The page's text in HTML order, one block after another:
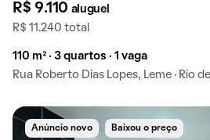
R$ 9.110 aluguel
R$ 11.240 total
110 m² · 3 quartos · 1 vaga
Rua Roberto Dias Lopes, Leme · Rio
Anúncio novo Baixou o preço